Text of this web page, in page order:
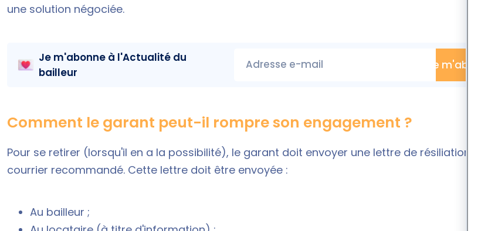
une solution négociée.
Je m'abonne à l'Actualité du
bailleur
Adresse e-mail Je m'abonne
Comment le garant peut-il rompre son engagement ?
Pour se retirer (lorsqu'il en a la possibilité), le garant doit envoyer une lettre de résiliation par
courrier recommandé. Cette lettre doit être envoyée :
Au bailleur ;